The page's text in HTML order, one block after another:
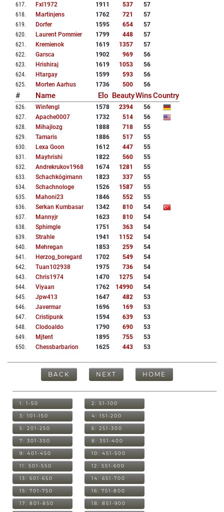
617. Fxl1972 1911 537
57
618. Martinjens 1762 721
57
619. Dorfer 1595 654
57
620. Laurent Pommier 1799 448
57
621 . Kremienok 1619 1357
57
622. Garsca 1902 969
56
623. Hrishiraj 1619 1053
56
624. Htargay 1599 593
56
625. Morten Aarhus 1736 500 56
# Name Elo BeautyWinsCountry
626. Winfengl 1578 2394
56
627. Apache0007 1732 514
56
628. Mihajlozg 1888 718
55
629. Tamaris 1886 517
55
630. Lexa Goon 1612 447
55
631 . Mayhrishi 1822 560
55
632. Andrekrukov1968 1674 1281
55
633. Schachkögimann 1823 337
55
634. Schachnologe 1526 1587
55
635. Mahoni23 1846 552
55
636. Serkan Kumbasar 1342 810
54
637. Mannyjr 1623 810
54
638. Sphimgle 1751 363
54
639. Strahle 1941 1152
54
640. Mehregan 1853 259
54
641 . Herzog_boregard 1702 549
54
642. Tuan102938 1975 736
54
643. Chris1974 1470 1275
54
644. Viyaan 1762 14990
54
645. Jpw413 1647 482
53
646. Javermar 1696 169
53
647. Cristipunk 1594 639
53
648. Clodoaldo 1790 690
53
649. Mjtent 1895 755
53
650. Chessbarbarion 1625 443 53
BACK NEXT HOME
1: 1-50 2: 51-100
3: 101-150 4: 151-200
5: 201-250 6: 251-300
7: 301-350 8: 351-400
9: 401-450 10: 451-500
11: 501-550 12: 551-600
13: 601-650 14: 651-700
15: 701-750 16: 751-800
17: 801-850 18: 851-900